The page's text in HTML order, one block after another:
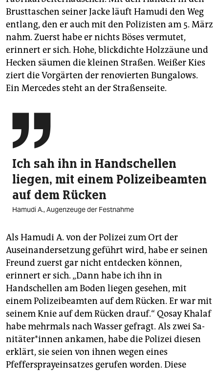
Brusttaschen seiner Jacke läuft Hamudi den Weg
entlang, den er auch mit den Polizisten am 5. März
nahm. Zuerst habe er nichts Böses vermutet,
erinnert er sich. Hohe, blickdichte Holzzäune und
Hecken säumen die kleinen Straßen. Weißer Kies
ziert die Vorgärten der renovierten Bungalows.
Ein Mercedes steht an der Straßenseite.

Ich sah ihn in Handschellen
liegen, mit einem Polizei­beamten
auf dem Rücken
Hamudi A., Augenzeuge der Festnahme
Als Hamudi A. von der Polizei zum Ort der
Auseinandersetzung geführt wird, habe er seinen
Freund zuerst gar nicht entdecken können,
erinnert er sich. „Dann habe ich ihn in
Handschellen am Boden liegen gesehen, mit
einem Polizei­beamten auf dem Rücken. Er war mit
seinem Knie auf dem Rücken drauf.“ Qosay Khalaf
habe mehrmals nach Wasser gefragt. Als zwei Sa­
ni­tä­te­r*in­nen ankamen, habe die Polizei diesen
erklärt, sie seien von ihnen wegen eines
Pfefferspray­einsatzes gerufen worden. Diese